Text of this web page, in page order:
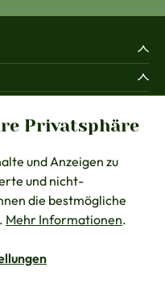
Privatsphäre
und Anzeigen zu
und nicht-
die bestmögliche
Mehr Informationen.